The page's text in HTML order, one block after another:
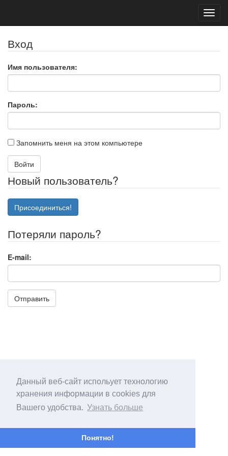
Данный веб-сайт испольует технологию
хранения информации в cookies для
Вашего удобства. Узнать больше
Понятно!
Вход
Имя пользователя:
Пароль:
Запомнить меня на этом компьютере
Войти
Новый пользователь?
Присоединиться!
Потеряли пароль?
E-mail:
Отправить